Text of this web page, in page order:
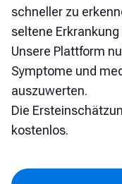
schneller zu
seltene Erkrankung
Unsere Plattform
Symptome und
auszuwerten.
Die
kostenlos.